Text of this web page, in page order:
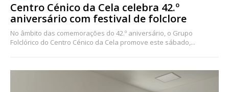
Centro Cénico da Cela celebra 42.º
aniversário com festival de folclore
No âmbito das comemorações do 42.º aniversário, o Grupo
Folclórico do Centro Cénico da Cela promove este sábado,...